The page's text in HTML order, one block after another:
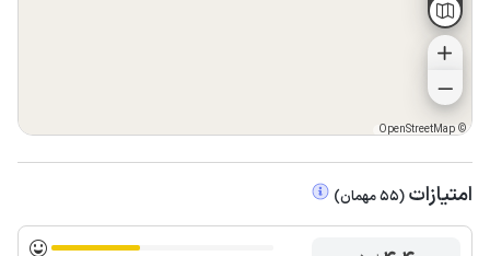
©
OpenStreetMap
امتیازات (
55مهمان)